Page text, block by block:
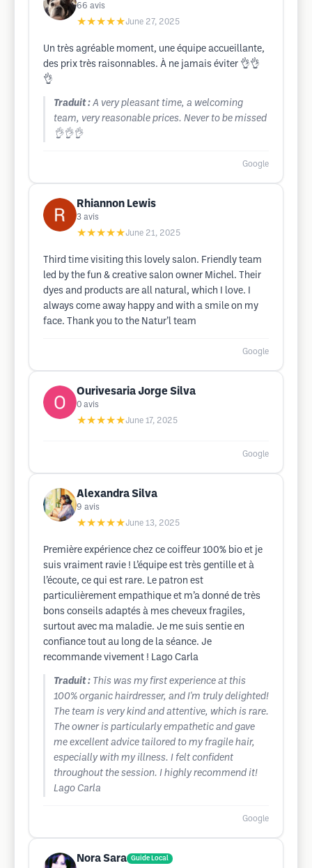
66 avis
★★★★★June 27, 2025
Un très agréable moment, une équipe accueillante,
des prix très raisonnables. À ne jamais éviter 👌👌
👌
Traduit : A very pleasant time, a welcoming
team, very reasonable prices. Never to be missed
👌👌👌
Google
Rhiannon Lewis
3 avis
★★★★★June 21, 2025
Third time visiting this lovely salon. Friendly team
led by the fun & creative salon owner Michel. Their
dyes and products are all natural, which I love. I
always come away happy and with a smile on my
face. Thank you to the Natur’l team
Google
Ourivesaria Jorge Silva
0 avis
★★★★★June 17, 2025
Google
Alexandra Silva
9 avis
★★★★★June 13, 2025
Première expérience chez ce coiffeur 100% bio et je
suis vraiment ravie ! L’équipe est très gentille et à
l’écoute, ce qui est rare. Le patron est
particulièrement empathique et m’a donné de très
bons conseils adaptés à mes cheveux fragiles,
surtout avec ma maladie. Je me suis sentie en
confiance tout au long de la séance. Je
recommande vivement ! Lago Carla
Traduit : This was my first experience at this
100% organic hairdresser, and I'm truly delighted!
The team is very kind and attentive, which is rare.
The owner is particularly empathetic and gave
me excellent advice tailored to my fragile hair,
especially with my illness. I felt confident
throughout the session. I highly recommend it!
Lago Carla
Google
Nora Sara Guide Local